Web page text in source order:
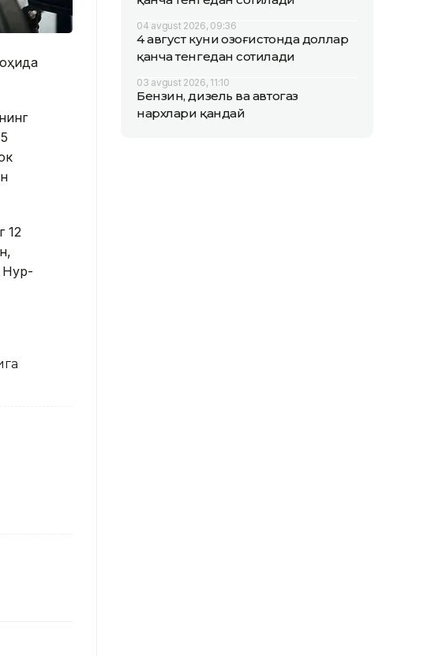
12
Нур-
04 avgust 2026, 09:36
4 август куни Қозоғистонда доллар
қанча тенгедан сотилади
03 avgust 2026, 11:10
Бензин, дизель ва автогаз
нархлари қандай